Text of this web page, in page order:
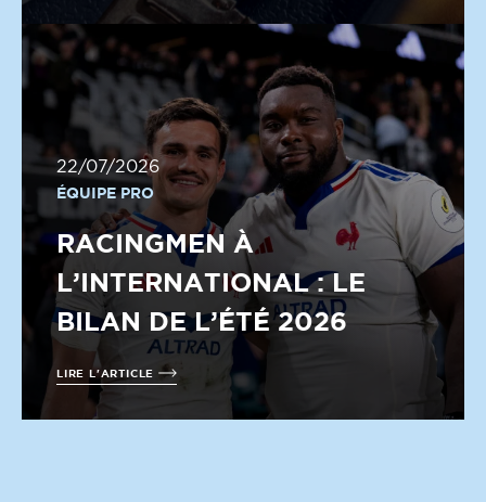
22/07/2026
ÉQUIPE PRO
RACINGMEN À
L’INTERNATIONAL : LE
BILAN DE L’ÉTÉ 2026
LIRE L'ARTICLE